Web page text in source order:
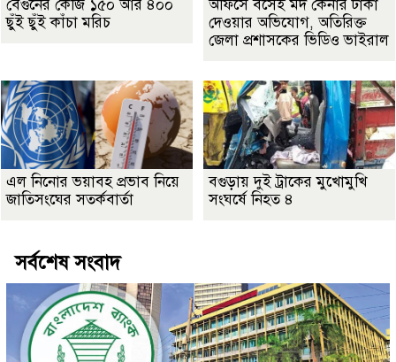
বেগুনের কেজি ১৫০ আর ৪০০
ছুঁই ছুঁই কাঁচা মরিচ
অফিসে বসেই মদ কেনার টাকা
দেওয়ার অভিযোগ, অতিরিক্ত
জেলা প্রশাসকের ভিডিও ভাইরাল
এল নিনোর ভয়াবহ প্রভাব নিয়ে
জাতিসংঘের সতর্কবার্তা
বগুড়ায় দুই ট্রাকের মুখোমুখি
সংঘর্ষে নিহত ৪
সর্বশেষ সংবাদ